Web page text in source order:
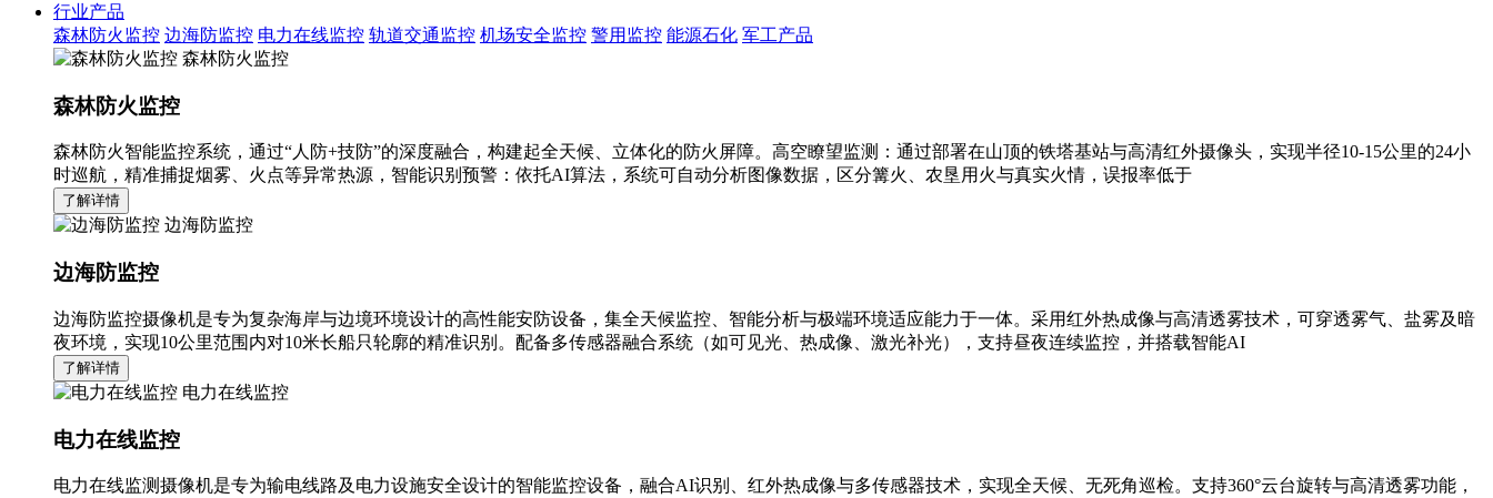
行业产品
森林防火监控 边海防监控 电力在线监控 轨道交通监控 机场安全监控 警用监控 能源石化 军工产品
森林防火监控
森林防火监控
森林防火智能监控系统，通过“人防+技防”的深度融合，构建起全天候、立体化的防火屏障。高空瞭望监测：通过部署在山顶的铁塔基站与高清红外摄像头，实现半径10-15公里的24小
时巡航，精准捕捉烟雾、火点等异常热源，智能识别预警：依托AI算法，系统可自动分析图像数据，区分篝火、农垦用火与真实火情，误报率低于
了解详情
边海防监控
边海防监控
边海防监控摄像机是专为复杂海岸与边境环境设计的高性能安防设备，集全天候监控、智能分析与极端环境适应能力于一体。采用红外热成像与高清透雾技术，可穿透雾气、盐雾及暗
夜环境，实现10公里范围内对10米长船只轮廓的精准识别。配备多传感器融合系统（如可见光、热成像、激光补光），支持昼夜连续监控，并搭载智能AI
了解详情
电力在线监控
电力在线监控
电力在线监测摄像机是专为输电线路及电力设施安全设计的智能监控设备，融合AI识别、红外热成像与多传感器技术，实现全天候、无死角巡检。支持360°云台旋转与高清透雾功能，